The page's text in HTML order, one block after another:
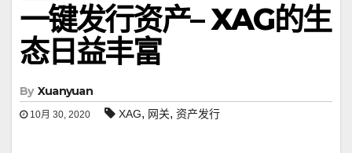
一键发行资产– XAG的生
态日益丰富
By Xuanyuan
10月 30, 2020 XAG, 网关, 资产发行